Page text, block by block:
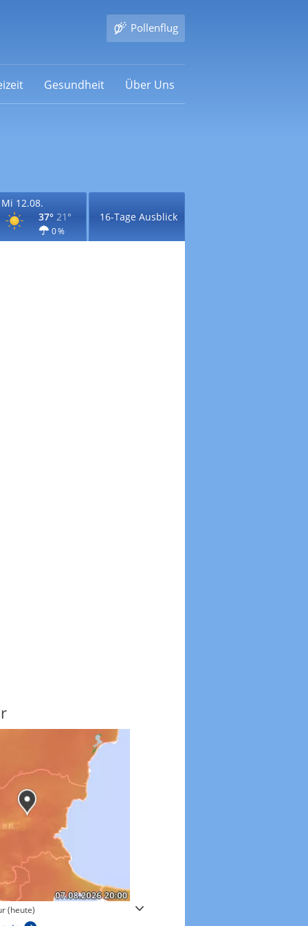
Pollenflug
Gesundheit Über Uns
Mi 12.08.
37° 21°
0 %
16-Tage Ausblick
(heute) Windgeschwindigkeiten in 3h